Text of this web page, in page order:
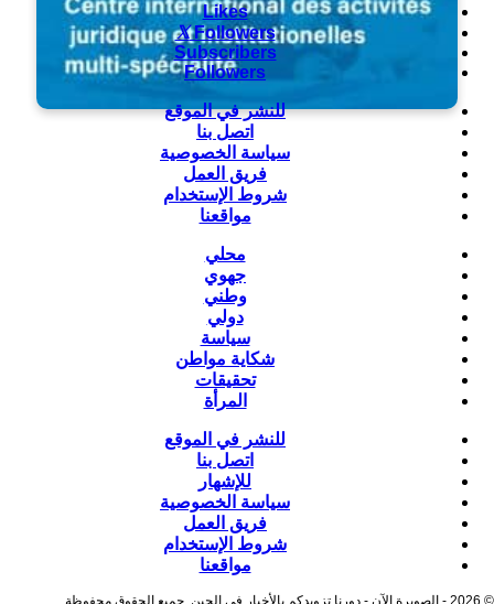
Likes
Followers
Subscribers
Followers
للنشر في الموقع
اتصل بنا
سياسة الخصوصية
فريق العمل
شروط الإستخدام
مواقعنا
محلي
جهوي
وطني
دولي
سياسة
شكاية مواطن
تحقيقات
المرأة
للنشر في الموقع
اتصل بنا
للإشهار
سياسة الخصوصية
فريق العمل
شروط الإستخدام
مواقعنا
© 2026 - الصويرة الآن - دورنا تزويدكم بالأخبار في الحين. جميع الحقوق محفوظة.